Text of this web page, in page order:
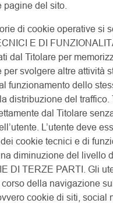
pagine del sito.
di cookie operative si
E DI
dal Titolare per
per svolgere altre attività
funzionamento dello
distribuzione del traffico.
dal Titolare
L’utente deve
cookie tecnici e di
diminuzione del livello
DI TERZE PARTI. Gli
della navigazione
cookie di siti, social